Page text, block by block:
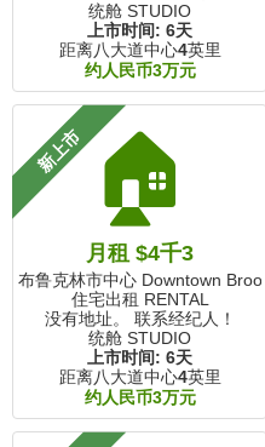
统舱 STUDIO
上市时间: 6天
距离八大道中心4英里
约人民币3万元
新上市🏠
月租 $4千3
布鲁克林市中心 Downtown
住宅出租 RENTAL
没有地址。 联系经纪人！
统舱 STUDIO
上市时间: 6天
距离八大道中心4英里
约人民币3万元